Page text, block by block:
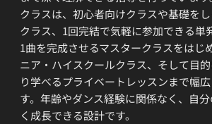
クラスは、初心者向けクラスや基礎を
クラス、1回完結で気軽に参加できる単
1曲を完成させるマスタークラスをはじ
ニア・ハイスクールクラス、そして目
り学べるプライベートレッスンまで幅
す。年齢やダンス経験に関係なく、自
く成長できる設計です。